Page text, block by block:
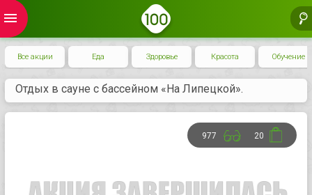
menu
Все акции Еда Здоровье Красота Обучение
Отдых в сауне с бассейном «На Липецкой».
977 20